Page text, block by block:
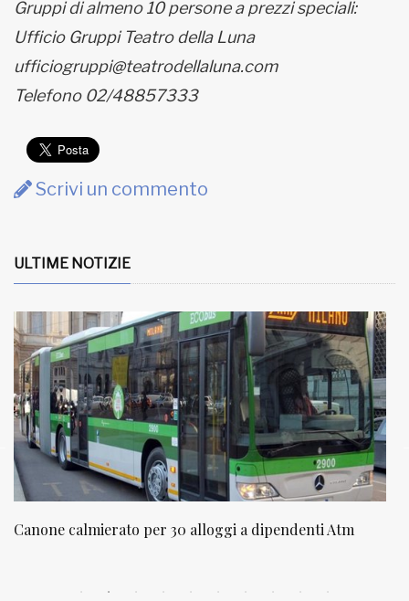
Gruppi di almeno 10 persone a prezzi speciali:
Ufficio Gruppi Teatro della Luna
ufficiogruppi@teatrodellaluna.com
Telefono 02/48857333
Scrivi un commento
ULTIME NOTIZIE
NATUROPATIA IN BREVE 20/01